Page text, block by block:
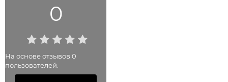
0
На основе отзывов 0
пользователей.